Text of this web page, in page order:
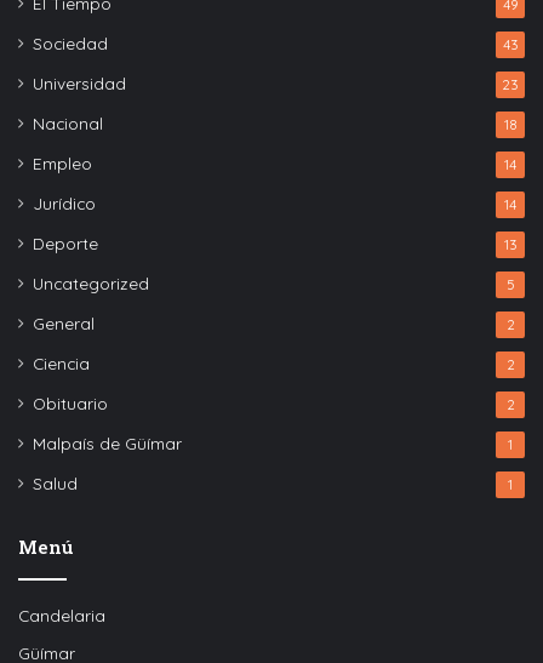
49
Sociedad 43
Universidad 23
Nacional 18
Empleo 14
Jurídico 14
Deporte 13
Uncategorized 5
General 2
Ciencia 2
Obituario 2
Malpaís de Güímar 1
Salud 1
Menú
Candelaria
Güímar